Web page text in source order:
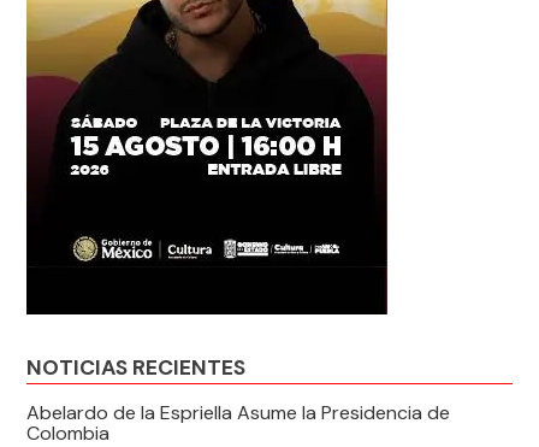
NOTICIAS RECIENTES
Abelardo de la Espriella Asume la Presidencia de
Colombia